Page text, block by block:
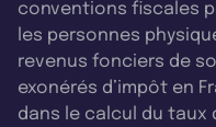
conventions fiscales
les personnes
revenus fonciers de
exonérés d’impôt en
dans le calcul du